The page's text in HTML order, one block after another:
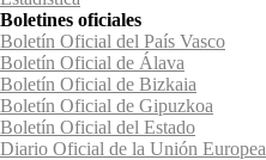
Boletines oficiales
Boletín Oficial del País Vasco
Boletín Oficial de Álava
Boletín Oficial de Bizkaia
Boletín Oficial de Gipuzkoa
Boletín Oficial del Estado
Diario Oficial de la Unión Europea